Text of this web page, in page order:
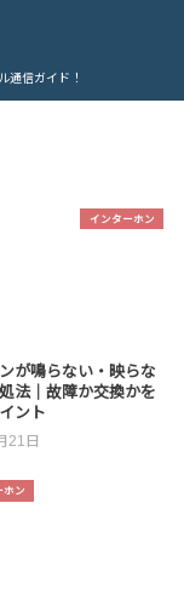
通信ガイド！
インターホン
が鳴らない・映らな
法｜故障か交換かを
ント
21日
ホン